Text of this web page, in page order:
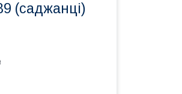
(саджанці)